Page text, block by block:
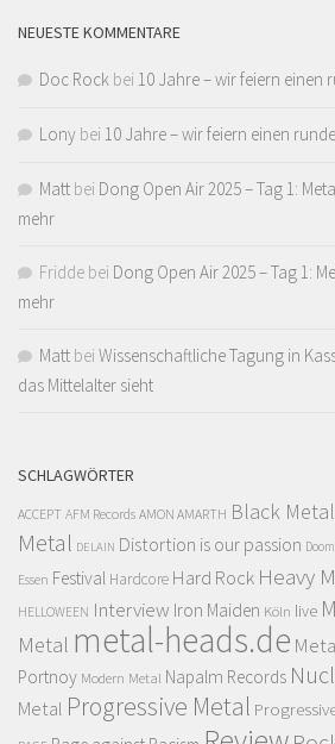
NEUESTE KOMMENTARE
Doc Rock bei 10 Jahre – wir feiern einen
Lony bei 10 Jahre – wir feiern einen
Matt bei Dong Open Air 2025 – Tag 1:
mehr
Fridde bei Dong Open Air 2025 – Tag 1:
mehr
Matt bei Wissenschaftliche Tagung in
das Mittelalter sieht
SCHLAGWÖRTER
ACCEPT AFM Records AMON AMARTH Black Metal
Metal DELAIN Distortion is our passion
Essen Festival Hardcore Hard Rock Heavy
HELLOWEEN Interview Iron Maiden Köln live
Metal metal-heads.de
Portnoy Modern Metal Napalm Records
Metal Progressive Metal